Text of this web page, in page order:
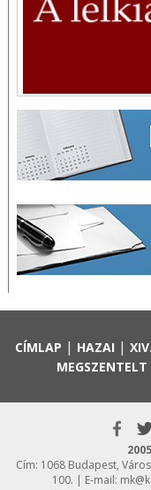
CÍMLAP | HAZAI |
MEGSZENTELT
Cím: 1068 Budapest,
100. | E-mail: